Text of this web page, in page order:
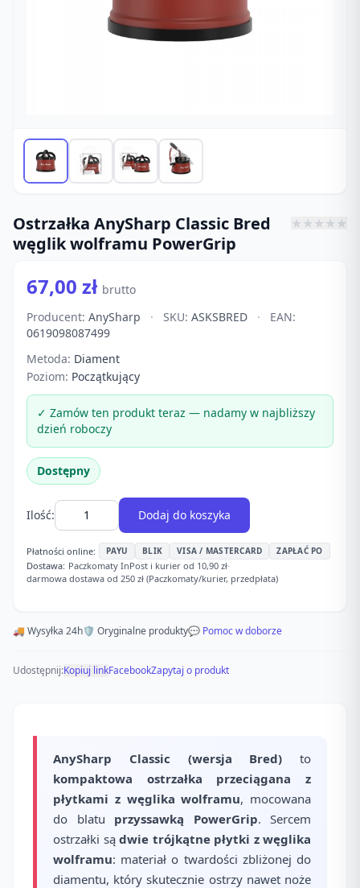
Ostrzałka AnySharp Classic Bred
węglik wolframu PowerGrip
★★★★★
67,00 zł brutto
Producent: AnySharp · SKU: ASKSBRED ·
EAN:
0619098087499
Metoda: Diament
Poziom: Początkujący
✓ Zamów ten produkt teraz — nadamy w najbliższy
dzień roboczy
Dostępny
Ilość: Dodaj do koszyka
Płatności online: PAYU BLIK VISA / MASTERCARD ZAPŁAĆ PO
Dostawa: Paczkomaty InPost i kurier od 10,90 zł·
darmowa dostawa od 250 zł (Paczkomaty/kurier, przedpłata)
🚚 Wysyłka 24h🛡️ Oryginalne produkty💬 Pomoc w doborze
Udostępnij:Kopiuj linkFacebookZapytaj o produkt
AnySharp Classic (wersja Bred) to
kompaktowa ostrzałka przeciągana z
płytkami z węglika wolframu, mocowana
do blatu przyssawką PowerGrip. Sercem
ostrzałki są dwie trójkątne płytki z węglika
wolframu: materiał o twardości zbliżonej do
diamentu, który skutecznie ostrzy nawet noże